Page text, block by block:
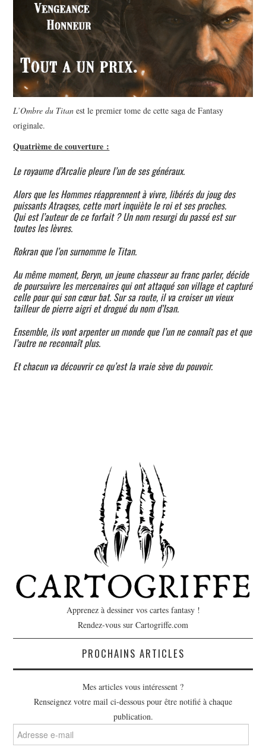
CONTACT
L’Ombre du Titan est le premier tome de cette saga de Fantasy
originale.
Quatrième de couverture :
Le royaume d’Arcalie pleure l’un de ses généraux.
Alors que les Hommes réapprennent à vivre, libérés du joug des
puissants Atraqses, cette mort inquiète le roi et ses proches.
Qui est l’auteur de ce forfait ? Un nom resurgi du passé est sur
toutes les lèvres.
Rokran que l’on surnomme le Titan.
Au même moment, Beryn, un jeune chasseur au franc parler, décide
de poursuivre les mercenaires qui ont attaqué son village et capturé
celle pour qui son cœur bat. Sur sa route, il va croiser un vieux
tailleur de pierre aigri et drogué du nom d’Isan.
Ensemble, ils vont arpenter un monde que l’un ne connaît pas et que
l’autre ne reconnaît plus.
Et chacun va découvrir ce qu’est la vraie sève du pouvoir.
Apprenez à dessiner vos cartes fantasy !
Rendez-vous sur Cartogriffe.com
PROCHAINS ARTICLES
Mes articles vous intéressent ?
Renseignez votre mail ci-dessous pour être notifié à chaque
publication.
Adresse
e-